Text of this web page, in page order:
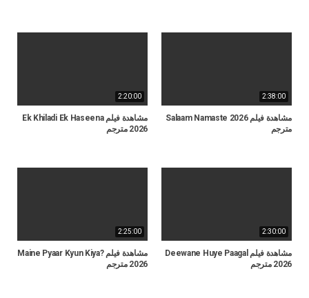
2:38:00
مشاهدة فيلم Salaam Namaste 2026
مترجم
2:20:00
مشاهدة فيلم Ek Khiladi Ek Haseena
2026 مترجم
2:30:00
مشاهدة فيلم Deewane Huye Paagal
2026 مترجم
2:25:00
مشاهدة فيلم Maine Pyaar Kyun Kiya?
2026 مترجم